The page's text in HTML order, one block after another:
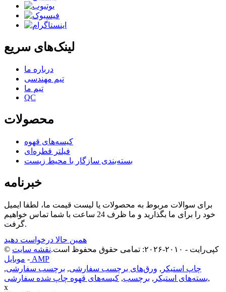
لینک‌های سریع
درباره ما
تیم مهندسی
تیم ما
QC
محصولات
کیسه‌های قهوه
فیلتر قطره‌ای
بسته‌بندی سازگار با محیط زیست
خبرنامه
برای سوالات مربوط به محصولات یا لیست قیمت ما، لطفا ایمیل
خود را برای ما بگذارید و ما ظرف 24 ساعت با شما تماس خواهیم
گرفت.
همین حالا درخواست دهید
© کپی‌رایت - ۲۰۱۰-۲۰۲۶: تمامی حقوق محفوظ است.
نقشه سایت
- موبایل AMP
چاپ استیکر , ورق‌های برچسب سفارشی, برچسب سفارشی,
بسته‌های استیکر , برچسب, کیسه‌های قهوه چاپ شده سفارشی
,
x